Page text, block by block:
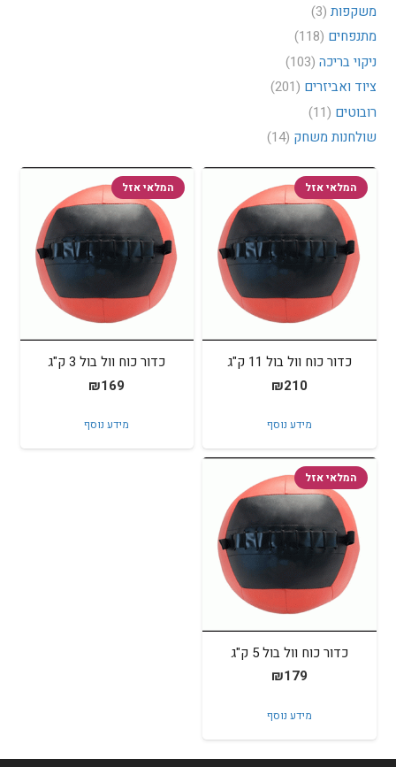
משקפות (3)
מתנפחים (118)
ניקוי בריכה (103)
ציוד ואביזרים (201)
רובוטים (11)
שולחנות משחק (14)
המלאי אזל
כדור כוח וול בול 11 ק"ג
₪210
מידע נוסף
המלאי אזל
כדור כוח וול בול 3 ק"ג
₪169
מידע נוסף
המלאי אזל
כדור כוח וול בול 5 ק"ג
₪179
מידע נוסף